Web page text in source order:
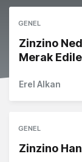
GENEL
Zinzino
Merak
Erel Alkan
GENEL
Zinzino